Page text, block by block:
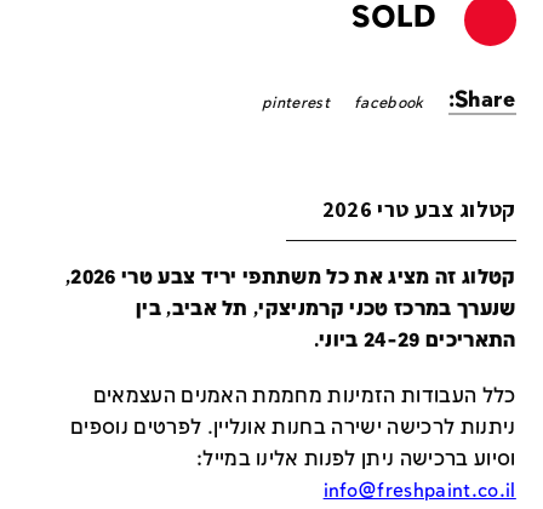
SOLD
Share:
facebook
pinterest
קטלוג צבע טרי 2026
קטלוג זה מציג את כל משתתפי יריד צבע טרי 2026,
שנערך במרכז טכני קרמניצקי, תל אביב, בין
התאריכים 24-29 ביוני.
כלל העבודות הזמינות מחממת האמנים העצמאים
ניתנות לרכישה ישירה בחנות אונליין. לפרטים נוספים
וסיוע ברכישה ניתן לפנות אלינו במייל:
info@freshpaint.co.il